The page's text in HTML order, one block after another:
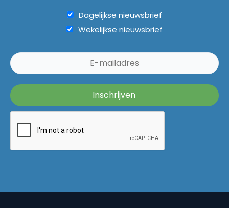
Dagelijkse nieuwsbrief
Wekelijkse nieuwsbrief